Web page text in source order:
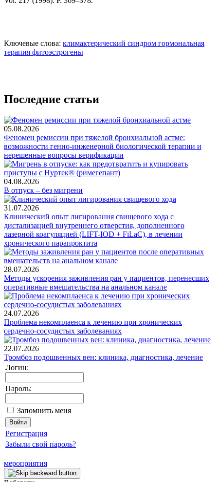
Ключевые слова: климактерический синдром гормональная
терапия фитоэстрогены
Последние статьи
05.08.2026
Феномен ремиссии при тяжелой бронхиальной астме:
возможности генно-инженерной биологической терапии и
нерешенные вопросы верификации
04.08.2026
В отпуск – без мигрени
31.07.2026
Клинический опыт лигирования свищевого хода с
дистализацией внутреннего отверстия, дополненного
лазерной коагуляцией (LIFT-IOD + FiLaC), в лечении
хронического парапроктита
28.07.2026
Методы ускорения заживления ран у пациентов, перенесших
оперативные вмешательства на анальном канале
24.07.2026
Проблема некомплаенса к лечению при хронических
сердечно-сосудистых заболеваниях
22.07.2026
Тромбоз подошвенных вен: клиника, диагностика, лечение
Логин:
Пароль:
Запомнить меня
Регистрация
Забыли свой пароль?
мероприятия